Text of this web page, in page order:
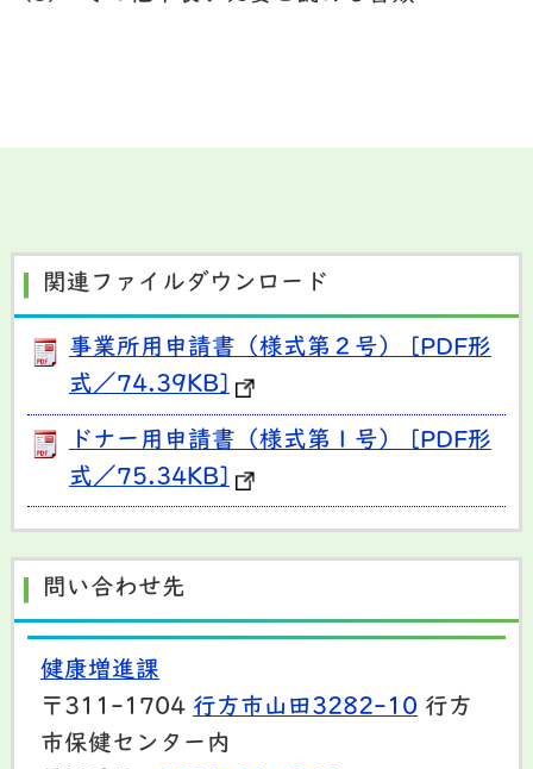
関連ファイルダウンロード
事業所用申請書（様式第２号） [PDF形
式／74.39KB]
ドナー用申請書（様式第１号） [PDF形
式／75.34KB]
問い合わせ先
健康増進課
〒311-1704 行方市山田3282-10 行方
市保健センター内